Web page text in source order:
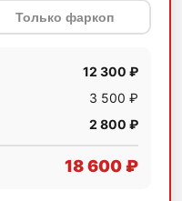
Только фаркоп
12 300 ₽
3 500 ₽
2 800 ₽
18 600 ₽